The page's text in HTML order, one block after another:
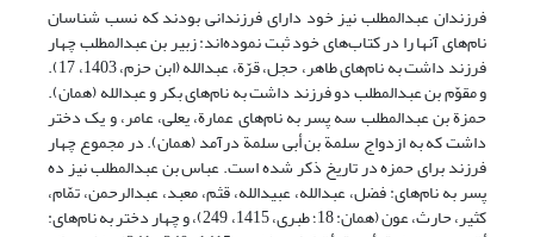
فرزندان عبدالمطلب نیز خود دارای فرزندانی بودند که نسب شناسان
نام‌های آنها را در کتاب‌های خود ثبت نموده‌اند: زبیر بن عبدالمطلب چهار
فرزند داشت به نام‌های طاهر، حجل، قرّة، عبدالله (ابن حزم، 1403، 17).
و مقوّم بن عبدالمطلب دو فرزند داشت به نام‌های بکر و عبدالله (همان).
حمزة بن عبدالمطلب سه پسر به نام‌های عمارة، یعلی، عامر، و یک دختر
داشت که به ازدواج سلمة بن أبی سلمة درآمد (همان). در مجموع چهار
فرزند برای حمزه در تاریخ ذکر شده است. عباس بن عبدالمطلب نیز ده
پسر به نام‌های: فضل، عبدالله، عبیدالله، قثم، معبد، عبدالرحمن، تمّام،
کثیر، حارث، عون (همان: 18؛ طبری، 1415، 249)، و چهار دختر به نام‌های: